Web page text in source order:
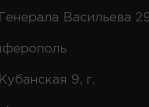
Васильева
9, г.